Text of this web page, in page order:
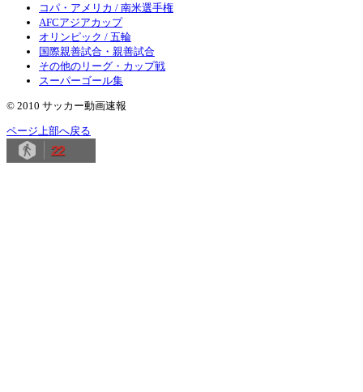
コパ・アメリカ / 南米選手権
AFCアジアカップ
オリンピック / 五輪
国際親善試合・親善試合
その他のリーグ・カップ戦
スーパーゴール集
© 2010 サッカー動画速報
ページ上部へ戻る
22